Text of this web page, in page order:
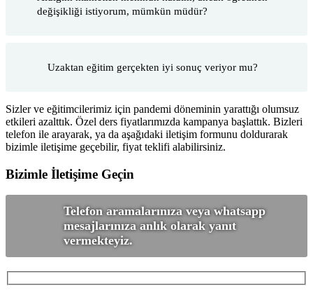
değişikliği istiyorum, mümkün müdür?
Uzaktan eğitim gerçekten iyi sonuç veriyor mu?
Sizler ve eğitimcilerimiz için pandemi döneminin yarattığı olumsuz
etkileri azalttık. Özel ders fiyatlarımızda kampanya başlattık. Bizleri
telefon ile arayarak, ya da aşağıdaki iletişim formunu doldurarak
bizimle iletişime geçebilir, fiyat teklifi alabilirsiniz.
Bizimle İletişime Geçin
Telefon aramalarınıza veya whatsapp
mesajlarınıza anlık olarak yanıt
vermekteyiz.